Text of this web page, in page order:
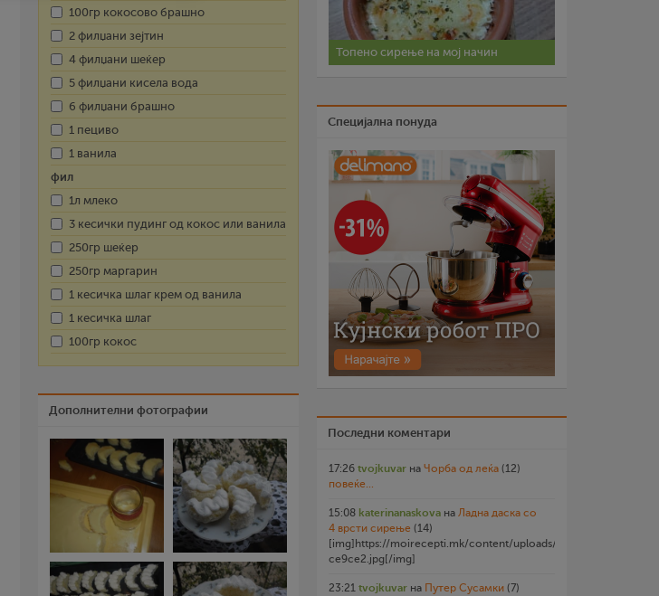
100гр кокосово брашно
2 филџани зејтин
4 филџани шеќер
5 филџани кисела вода
6 филџани брашно
1 пециво
1 ванила
фил
1л млеко
3 кесички пудинг од кокос или ванила
250гр шеќер
250гр маргарин
1 кесичка шлаг крем од ванила
1 кесичка шлаг
100гр кокос
Дополнителни фотографии
Топено сирење на мој начин
Специјална понуда
Последни коментари
17:26 tvojkuvar на Чорба од леќа (12)
повеќе...
15:08 katerinanaskova на Ладна даска со
4 врсти сирење (14)
[img]https://moirecepti.mk/content/uploads/2026/07/
ce9ce2.jpg[/img]
23:21 tvojkuvar на Путер Сусамки (7)